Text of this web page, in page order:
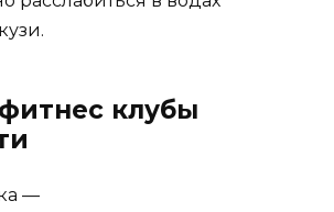
клубы
—